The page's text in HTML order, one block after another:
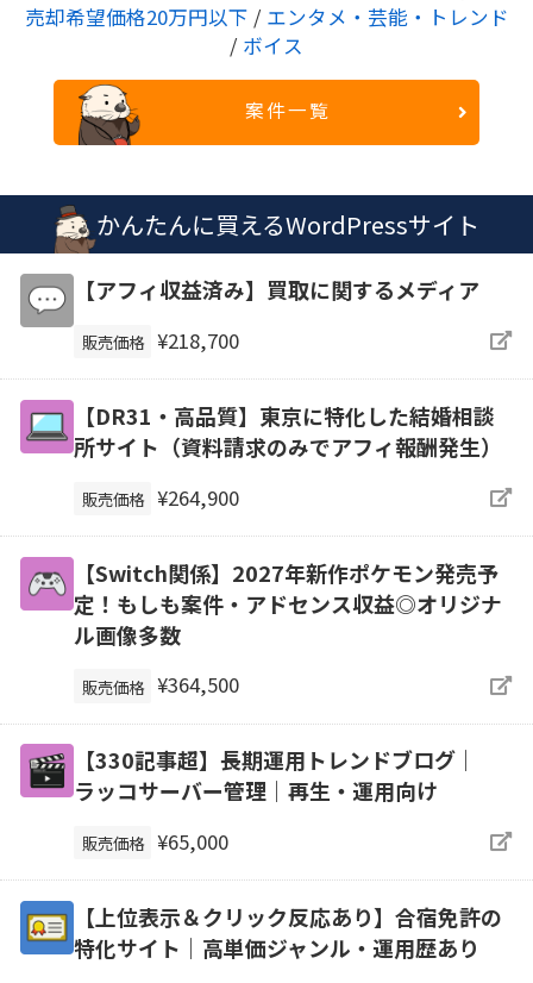
売却希望価格20万円以下 / エンタメ・芸能・トレンド
/ ボイス
案件一覧
かんたんに買えるWordPressサイト
【アフィ収益済み】買取に関するメディア
販売価格 ¥218,700
【DR31・高品質】東京に特化した結婚相談
所サイト（資料請求のみでアフィ報酬発生）
販売価格 ¥264,900
【Switch関係】2027年新作ポケモン発売予
定！もしも案件・アドセンス収益◎オリジナ
ル画像多数
販売価格 ¥364,500
【330記事超】長期運用トレンドブログ｜
ラッコサーバー管理｜再生・運用向け
販売価格 ¥65,000
【上位表示＆クリック反応あり】合宿免許の
特化サイト｜高単価ジャンル・運用歴あり